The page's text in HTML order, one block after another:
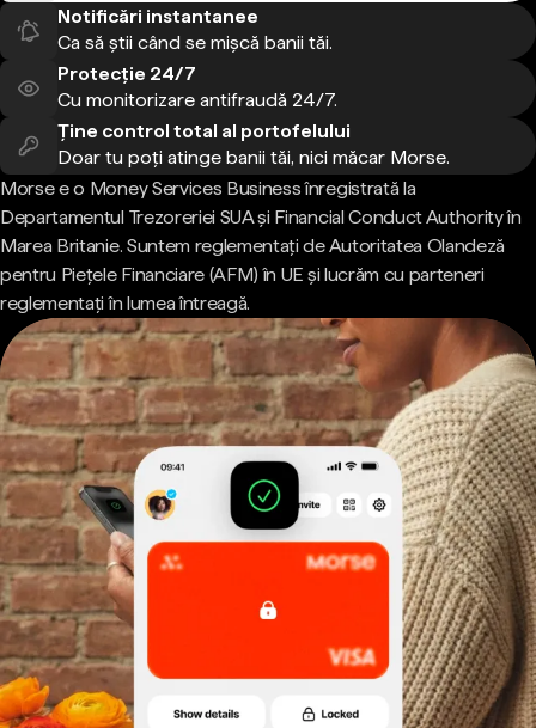
Notificări instantanee
Ca să știi când se mișcă banii tăi.
Protecție 24/7
Cu monitorizare antifraudă 24/7.
Ține control total al portofelului
Doar tu poți atinge banii tăi, nici măcar Morse.
Morse e o Money Services Business înregistrată la
Departamentul Trezoreriei SUA și Financial Conduct Authority în
Marea Britanie. Suntem reglementați de Autoritatea Olandeză
pentru Piețele Financiare (AFM) în UE și lucrăm cu parteneri
reglementați în lumea întreagă.